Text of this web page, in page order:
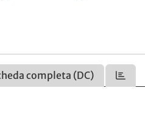
completa (DC)